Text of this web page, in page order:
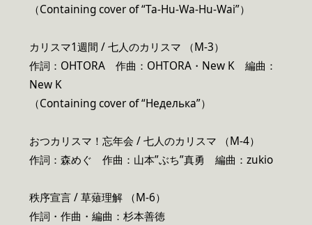
（Containing cover of “Ta-Hu-Wa-Hu-Wai”）
カリスマ1週間 / 七人のカリスマ （M-3）
作詞：OHTORA 作曲：OHTORA・New K 編曲：
New K
（Containing cover of “Неделька”）
おつカリスマ！忘年会 / 七人のカリスマ （M-4）
作詞：森めぐ 作曲：山本”ぶち”真勇 編曲：zukio
秩序宣言 / 草薙理解 （M-6）
作詞・作曲・編曲：杉本善徳